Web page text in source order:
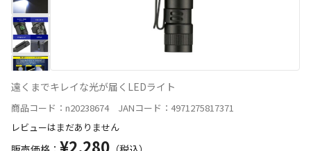
遠くまでキレイな光が届くLEDライト
商品コード：n20238674 JANコード：4971275817371
レビューはまだありません
¥2,280